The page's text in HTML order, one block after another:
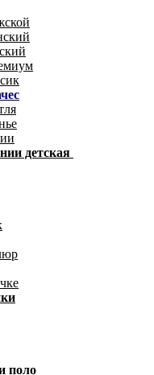
детская
поло